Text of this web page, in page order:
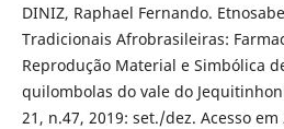
DINIZ, Raphael Fernando.
Tradicionais Afrobrasileiras:
Reprodução Material e Simbólica
quilombolas do vale do
21, n.47, 2019: set./dez. Acesso